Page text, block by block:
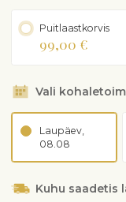
Kinkekarp sisaldab:
Chateau
vol). Bonnet
50% ulatuses
viinamarjast
Mafaldine
Crabu
Coppa ja
Musti oliive,
Puitlaastkorvis
99,00 €
Vali
Laupäev,
08.08
Kuhu saadetis